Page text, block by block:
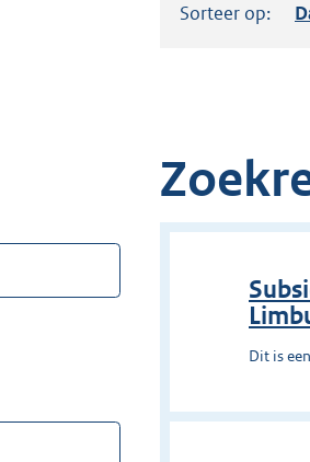
Sorteer op:
Dit is